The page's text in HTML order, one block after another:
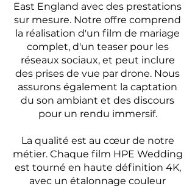
East England avec des prestations
sur mesure. Notre offre comprend
la réalisation d'un film de mariage
complet, d'un teaser pour les
réseaux sociaux, et peut inclure
des prises de vue par drone. Nous
assurons également la captation
du son ambiant et des discours
pour un rendu immersif.
La qualité est au cœur de notre
métier. Chaque film HPE Wedding
est tourné en haute définition 4K,
avec un étalonnage couleur